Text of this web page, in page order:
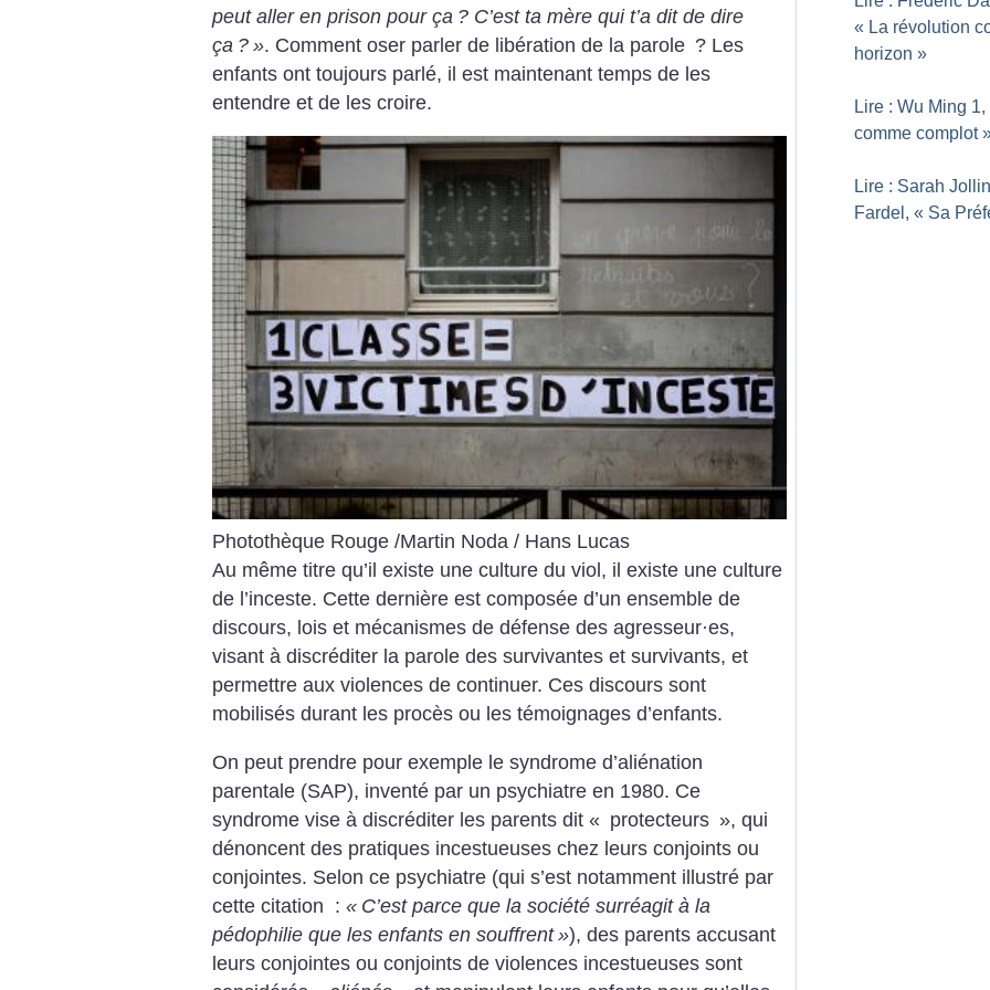
peut aller en prison pour ça ? C’est ta mère qui t’a dit de dire
ça ? ». Comment oser parler de libération de la parole ? Les
enfants ont toujours parlé, il est maintenant temps de les
entendre et de les croire.
Photothèque Rouge /Martin Noda / Hans Lucas
Au même titre qu’il existe une culture du viol, il existe une culture
de l’inceste. Cette dernière est composée d’un ensemble de
discours, lois et mécanismes de défense des agresseur·es,
visant à discréditer la parole des survivantes et survivants, et
permettre aux violences de continuer. Ces discours sont
mobilisés durant les procès ou les témoignages d’enfants.
On peut prendre pour exemple le syndrome d’aliénation
parentale (SAP), inventé par un psychiatre en 1980. Ce
syndrome vise à discréditer les parents dit « protecteurs », qui
dénoncent des pratiques incestueuses chez leurs conjoints ou
conjointes. Selon ce psychiatre (qui s’est notamment illustré par
cette citation : « C’est parce que la société surréagit à la
pédophilie que les enfants en souffrent »), des parents accusant
leurs conjointes ou conjoints de violences incestueuses sont
« La révolution
horizon »
Lire : Wu Ming 1,
comme complot
Lire : Sarah
Fardel, « Sa